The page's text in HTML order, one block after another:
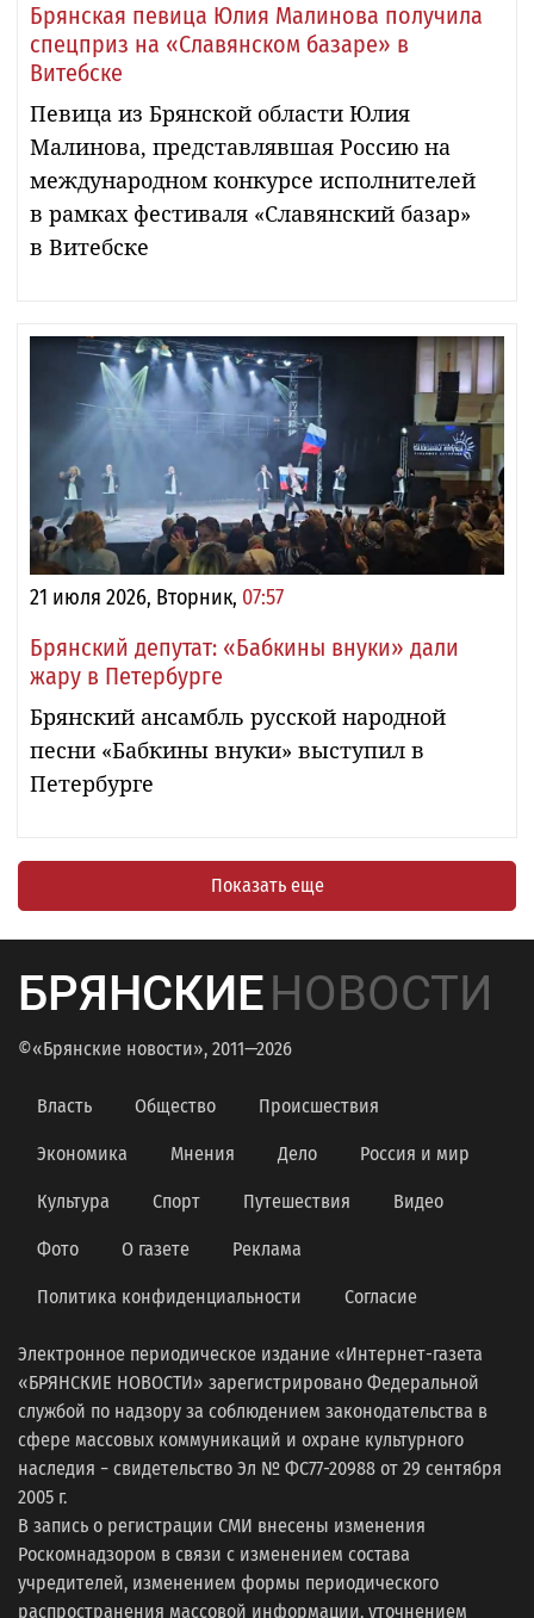
Брянская певица Юлия Малинова получила
спецприз на «Славянском базаре» в
Витебске
Певица из Брянской области Юлия
Малинова, представлявшая Россию на
международном конкурсе исполнителей
в рамках фестиваля «Славянский базар»
в Витебске
21 июля 2026, Вторник, 07:57
Брянский депутат: «Бабкины внуки» дали
жару в Петербурге
Брянский ансамбль русской народной
песни «Бабкины внуки» выступил в
Петербурге
Показать еще
БРЯНСКИЕНОВОСТИ
©«Брянские новости», 2011—2026
Власть Общество Происшествия
Экономика Мнения Дело Россия и мир
Культура Спорт Путешествия Видео
Фото О газете Реклама
Политика конфиденциальности Согласие
Электронное периодическое издание «Интернет-газета
«БРЯНСКИЕ НОВОСТИ» зарегистрировано Федеральной
службой по надзору за соблюдением законодательства в
сфере массовых коммуникаций и охране культурного
наследия − свидетельство Эл № ФС77-20988 от 29 сентября
2005 г.
В запись о регистрации СМИ внесены изменения
Роскомнадзором в связи с изменением состава
учредителей, изменением формы периодического
распространения массовой информации, уточнением